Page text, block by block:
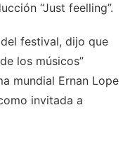
“Just feelling”.
festival, dijo que
los músicos”
mundial Ernan Lope
invitada a